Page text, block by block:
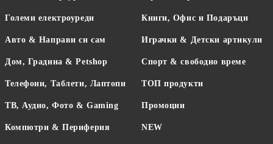
Големи електроуреди
Авто & Направи си сам
Дом, Градина & Petshop
Телефони, Таблети, Лаптопи
ТВ, Аудио, Фото & Gaming
Компютри & Периферия
Книги, Офис и Подаръци
Играчки & Детски артикули
Спорт & свободно време
ТОП продукти
Промоции
NEW